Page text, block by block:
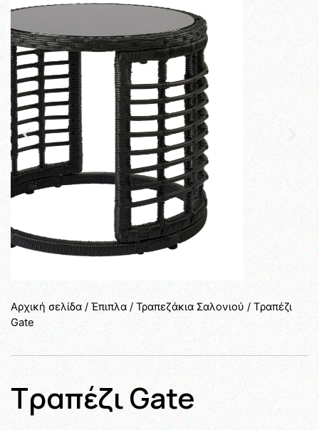
Αρχική σελίδα/ Έπιπλα/Τραπεζάκια Σαλονιού / Tραπέζι
Gate
Tραπέζι Gate